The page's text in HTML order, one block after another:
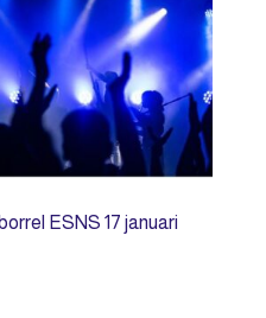
ESNS 17 januari